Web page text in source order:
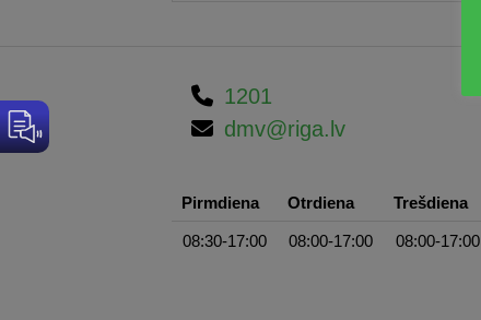
1201
dmv@riga.lv
Pirmdiena Otrdiena Trešdiena
08:30-17:00 08:00-17:00 08:00-17:00